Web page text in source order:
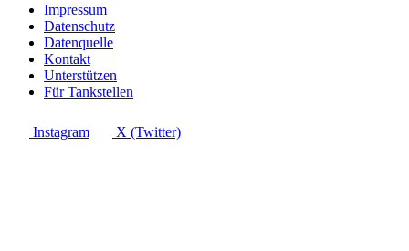
Impressum
Datenschutz
Datenquelle
Kontakt
Unterstützen
Für Tankstellen
Instagram X (Twitter)